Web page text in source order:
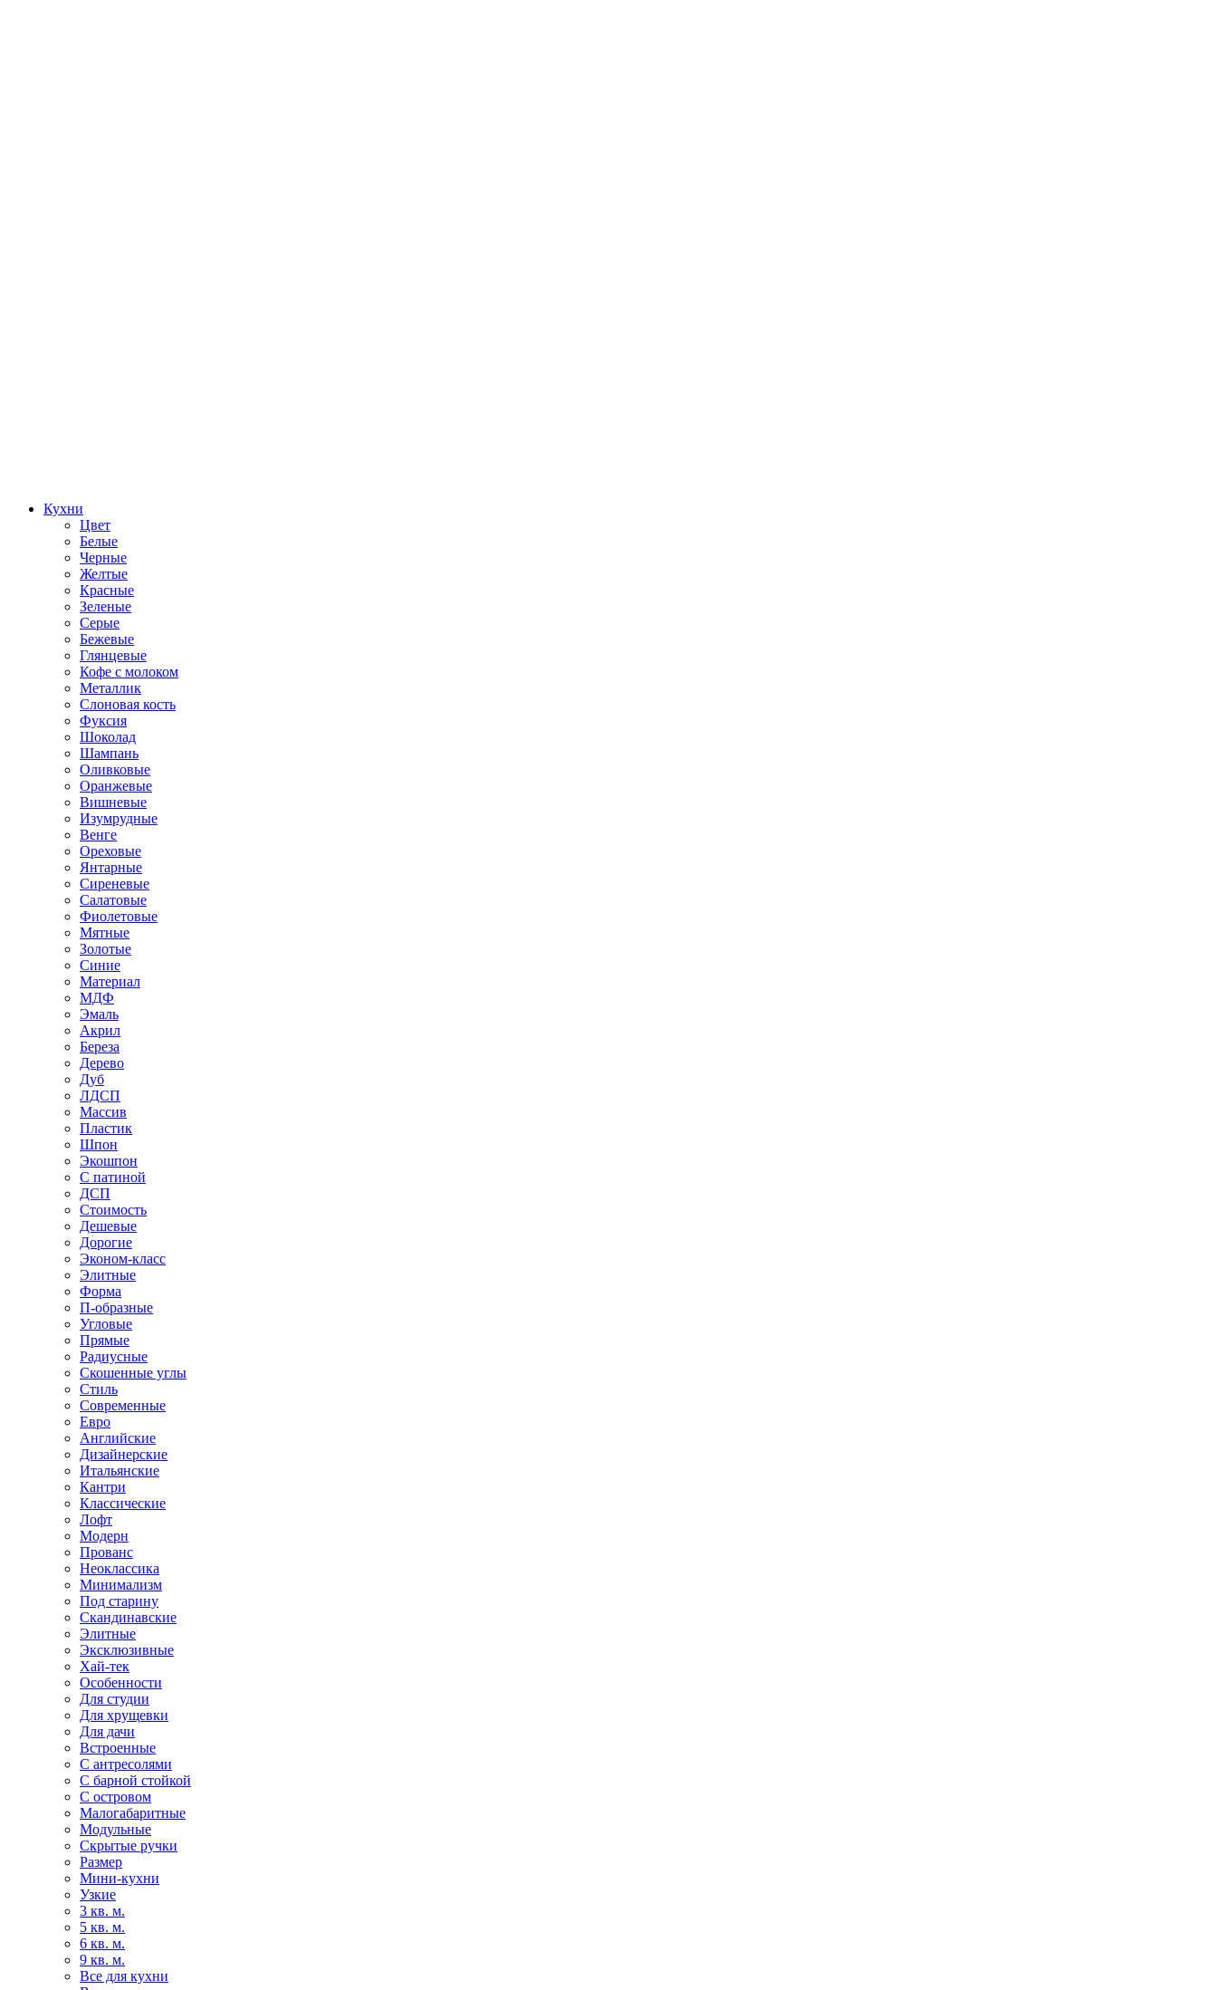
Кухни
Цвет
Белые
Черные
Желтые
Красные
Зеленые
Серые
Бежевые
Глянцевые
Кофе с молоком
Металлик
Слоновая кость
Фуксия
Шоколад
Шампань
Оливковые
Оранжевые
Вишневые
Изумрудные
Венге
Ореховые
Янтарные
Сиреневые
Салатовые
Фиолетовые
Мятные
Золотые
Синие
Материал
МДФ
Эмаль
Акрил
Береза
Дерево
Дуб
ЛДСП
Массив
Пластик
Шпон
Экошпон
С патиной
ДСП
Стоимость
Дешевые
Дорогие
Эконом-класс
Элитные
Форма
П-образные
Угловые
Прямые
Радиусные
Скошенные углы
Стиль
Современные
Евро
Английские
Дизайнерские
Итальянские
Кантри
Классические
Лофт
Модерн
Прованс
Неоклассика
Минимализм
Под старину
Скандинавские
Элитные
Эксклюзивные
Хай-тек
Особенности
Для студии
Для хрущевки
Для дачи
Встроенные
С антресолями
С барной стойкой
С островом
Малогабаритные
Модульные
Скрытые ручки
Размер
Мини-кухни
Узкие
3 кв. м.
5 кв. м.
6 кв. м.
9 кв. м.
Все для кухни